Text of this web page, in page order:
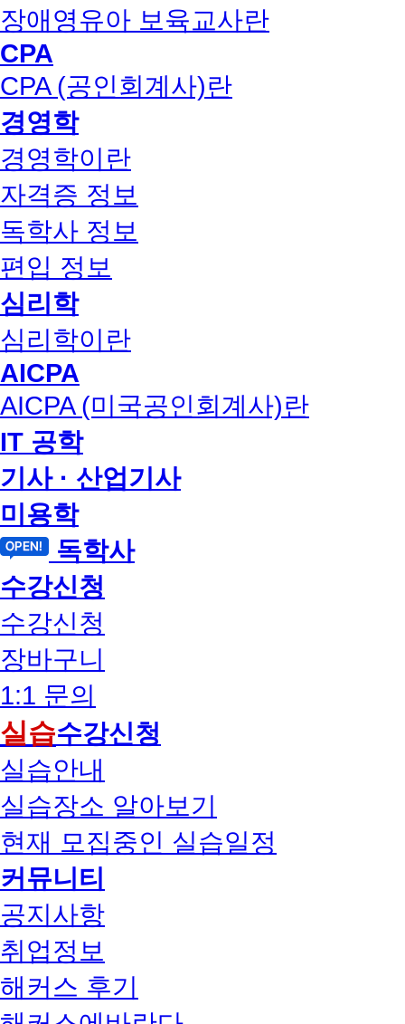
장애영유아 보육교사란
CPA
CPA (공인회계사)란
경영학
경영학이란
자격증 정보
독학사 정보
편입 정보
심리학
심리학이란
AICPA
AICPA (미국공인회계사)란
IT 공학
기사 · 산업기사
미용학
독학사
수강신청
수강신청
장바구니
1:1 문의
실습수강신청
실습안내
실습장소 알아보기
현재 모집중인 실습일정
커뮤니티
공지사항
취업정보
해커스 후기
나 상담 시로부터 3년 이내 탈퇴하는 자의 경우, 소
만 또는 분쟁처리를 위해 3년간 보관합니다.
에는 상담 신청이 제한됩니다.
나 상담 시로부터 3년 이내 탈퇴하는 자의 경우, 소
만 또는 분쟁처리를 위해 3년간 보관합니다.
에는 상담 신청이 제한됩니다.
나 상담 시로부터 3년 이내 탈퇴하는 자의 경우, 소
만 또는 분쟁처리를 위해 3년간 보관합니다.
에는 상담 신청이 제한됩니다.